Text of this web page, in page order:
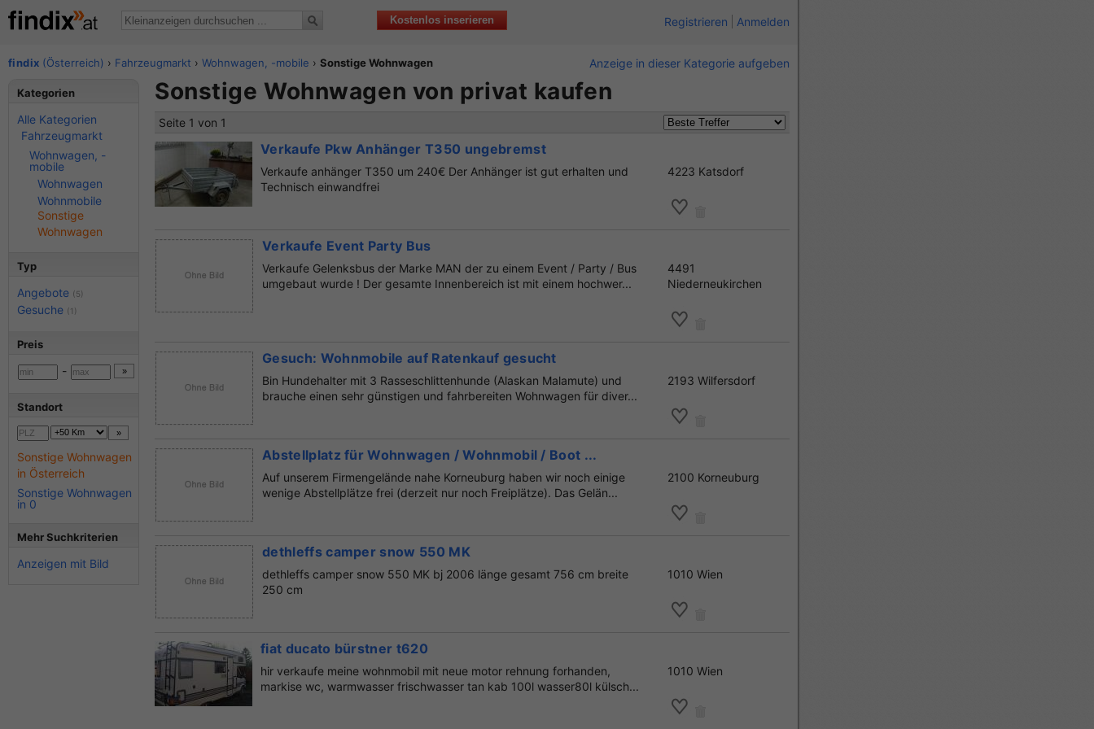
Kostenlos inserieren Registrieren Anmelden
findix (Österreich) › Fahrzeugmarkt ›Wohnwagen, -mobile ›Sonstige Wohnwagen Anzeige in dieser Kategorie aufgeben
Sonstige Wohnwagen von privat kaufen
Seite 1 von 1
Verkaufe Pkw Anhänger T350 ungebremst
Verkaufe anhänger T350 um 240€ Der Anhänger ist gut erhalten und
Technisch einwandfrei
4223 Katsdorf
Verkaufe Event Party Bus
Verkaufe Gelenksbus der Marke MAN der zu einem Event / Party / Bus
umgebaut wurde ! Der gesamte Innenbereich ist mit einem hochwer...
4491
Niederneukirchen
Gesuch: Wohnmobile auf Ratenkauf gesucht
Bin Hundehalter mit 3 Rasseschlittenhunde (Alaskan Malamute) und
brauche einen sehr günstigen und fahrbereiten Wohnwagen für diver...
2193 Wilfersdorf
Abstellplatz für Wohnwagen / Wohnmobil / Boot ...
Auf unserem Firmengelände nahe Korneuburg haben wir noch einige
wenige Abstellplätze frei (derzeit nur noch Freiplätze). Das Gelän...
2100 Korneuburg
dethleffs camper snow 550 MK
dethleffs camper snow 550 MK bj 2006 länge gesamt 756 cm breite
250 cm
1010 Wien
fiat ducato bürstner t620
hir verkaufe meine wohnmobil mit neue motor rehnung forhanden,
markise wc, warmwasser frischwasser tan kab 100l wasser80l külsch...
1010 Wien
Kategorien
Alle Kategorien
Fahrzeugmarkt
Wohnwagen, -
mobile
Wohnwagen
Wohnmobile
Sonstige
Wohnwagen
Typ
Angebote (5)
Gesuche (1)
Preis
-
Standort
Sonstige Wohnwagen
in Österreich
Sonstige Wohnwagen
in 0
Mehr Suchkriterien
Anzeigen mit Bild